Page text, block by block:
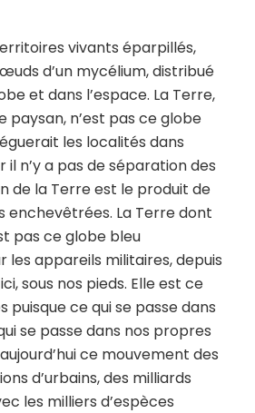
vivants éparpillés,
d’un mycélium, distribué
et dans l’espace. La Terre,
paysan, n’est pas ce globe
les localités dans
il n’y a pas de séparation des
de la Terre est le produit de
enchevêtrées. La Terre dont
pas ce globe bleu
les appareils militaires, depuis
sous nos pieds. Elle est ce
puisque ce qui se passe dans
se passe dans nos propres
ce mouvement des
d’urbains, des milliards
les milliers d’espèces